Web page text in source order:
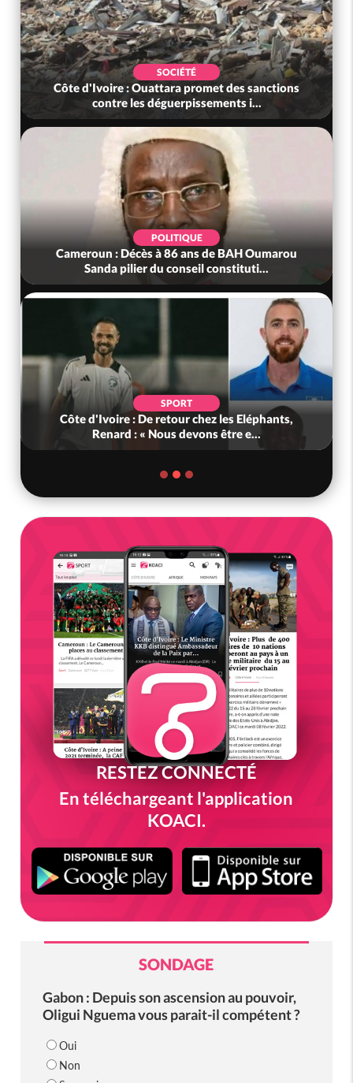
SOCIÉTÉ
Côte d'Ivoire : Ouattara promet des sanctions
contre les déguerpissements i...
POLITIQUE
Cameroun : Décès à 86 ans de BAH Oumarou
Sanda pilier du conseil constituti...
SPORT
Côte d'Ivoire : De retour chez les Eléphants,
Renard : « Nous devons être e...
RESTEZ CONNECTÉ
En téléchargeant l'application
KOACI.
SONDAGE
Gabon : Depuis son ascension au pouvoir,
Oligui Nguema vous parait-il compétent ?
Oui
Non